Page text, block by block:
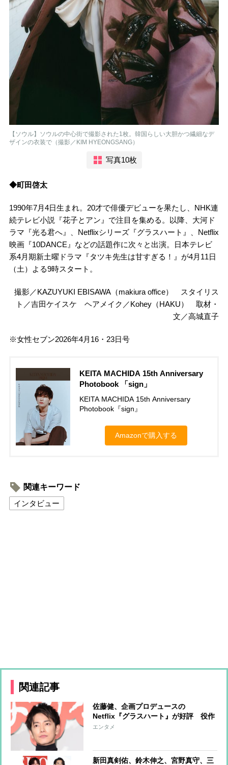
【ソウル】ソウルの中心街で撮影された1枚。韓国らしい大胆かつ繊細なデ
ザインの衣装で（撮影／KIM HYEONGSANG）
写真10枚
◆町田啓太
1990年7月4日生まれ。20才で俳優デビューを果たし、NHK連
続テレビ小説『花子とアン』で注目を集める。以降、大河ド
ラマ『光る君へ』、Netflixシリーズ『グラスハート』、Netflix
映画『10DANCE』などの話題作に次々と出演。日本テレビ
系4月期新土曜ドラマ『タツキ先生は甘すぎる！』が4月11日
（土）よる9時スタート。
撮影／KAZUYUKI EBISAWA（makiura office） スタイリス
ト／吉田ケイスケ ヘアメイク／Kohey（HAKU） 取材・
文／高城直子
※女性セブン2026年4月16・23日号
KEITA MACHIDA 15th Anniversary
Photobook 「sign」
KEITA MACHIDA 15th Anniversary
Photobook『sign』
Amazonで購入する
関連キーワード
インタビュー
関連記事
佐藤健、企画プロデュースの
Netflix『グラスハート』が好評 役作
りで1年以上かけて楽器を練習、女性
エンタメ
新田真剣佑、鈴木伸之、宮野真守、三